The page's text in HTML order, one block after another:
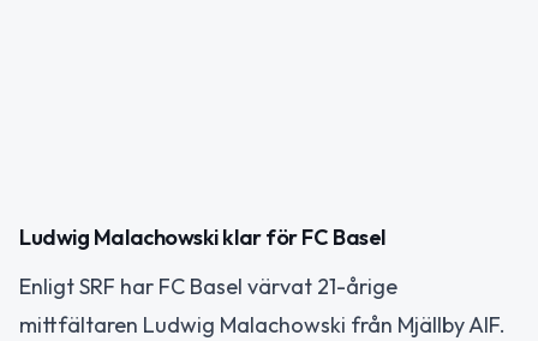
Ludwig Malachowski klar för FC Basel
Enligt SRF har FC Basel värvat 21-årige
mittfältaren Ludwig Malachowski från Mjällby AIF.